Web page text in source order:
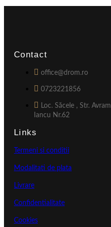
Contact
office@drom.ro
0723221856
Loc. Săcele , Str. Avram
Iancu Nr.62
Links
Termeni si conditii
Modalitati de plata
Livrare
Confidentialitate
Cookies